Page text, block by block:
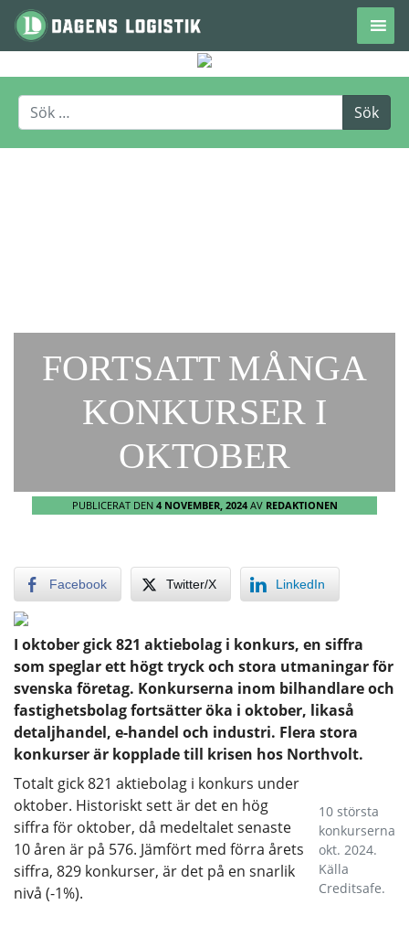
Hoppa till innehåll
FORTSATT MÅNGA
KONKURSER I
OKTOBER
PUBLICERAT DEN 4 NOVEMBER, 2024AV REDAKTIONEN
Facebook Twitter/X LinkedIn
I oktober gick 821 aktiebolag i konkurs, en siffra
som speglar ett högt tryck och stora utmaningar för
svenska företag. Konkurserna inom bilhandlare och
fastighetsbolag fortsätter öka i oktober, likaså
detaljhandel, e-handel och industri. Flera stora
konkurser är kopplade till krisen hos Northvolt.
10 största
konkurserna
okt. 2024.
Källa
Creditsafe.
Totalt gick 821 aktiebolag i konkurs under
oktober. Historiskt sett är det en hög
siffra för oktober, då medeltalet senaste
10 åren är på 576. Jämfört med förra årets
siffra, 829 konkurser, är det på en snarlik
nivå (-1%).